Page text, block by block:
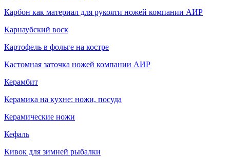
Карбон как материал для рукояти ножей компании АИР
Карнаубский воск
Картофель в фольге на костре
Кастомная заточка ножей компании АИР
Керамбит
Керамика на кухне: ножи, посуда
Керамические ножи
Кефаль
Кивок для зимней рыбалки